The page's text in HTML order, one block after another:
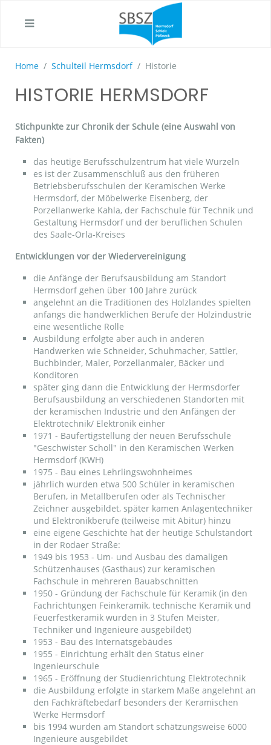
Home Schulteil Hermsdorf Historie
HISTORIE HERMSDORF
Stichpunkte zur Chronik der Schule (eine Auswahl von
Fakten)
das heutige Berufsschulzentrum hat viele Wurzeln
es ist der Zusammenschluß aus den früheren
Betriebsberufsschulen der Keramischen Werke
Hermsdorf, der Möbelwerke Eisenberg, der
Porzellanwerke Kahla, der Fachschule für Technik und
Gestaltung Hermsdorf und der beruflichen Schulen
des Saale-Orla-Kreises
Entwicklungen vor der Wiedervereinigung
die Anfänge der Berufsausbildung am Standort
Hermsdorf gehen über 100 Jahre zurück
angelehnt an die Traditionen des Holzlandes spielten
anfangs die handwerklichen Berufe der Holzindustrie
eine wesentliche Rolle
Ausbildung erfolgte aber auch in anderen
Handwerken wie Schneider, Schuhmacher, Sattler,
Buchbinder, Maler, Porzellanmaler, Bäcker und
Konditoren
später ging dann die Entwicklung der Hermsdorfer
Berufsausbildung an verschiedenen Standorten mit
der keramischen Industrie und den Anfängen der
Elektrotechnik/ Elektronik einher
1971 - Baufertigstellung der neuen Berufsschule
"Geschwister Scholl" in den Keramischen Werken
Hermsdorf (KWH)
1975 - Bau eines Lehrlingswohnheimes
jährlich wurden etwa 500 Schüler in keramischen
Berufen, in Metallberufen oder als Technischer
Zeichner ausgebildet, später kamen Anlagentechniker
und Elektronikberufe (teilweise mit Abitur) hinzu
eine eigene Geschichte hat der heutige Schulstandort
in der Rodaer Straße:
1949 bis 1953 - Um- und Ausbau des damaligen
Schützenhauses (Gasthaus) zur keramischen
Fachschule in mehreren Bauabschnitten
1950 - Gründung der Fachschule für Keramik (in den
Fachrichtungen Feinkeramik, technische Keramik und
Feuerfestkeramik wurden in 3 Stufen Meister,
Techniker und Ingenieure ausgebildet)
1953 - Bau des Internatsgebäudes
1955 - Einrichtung erhält den Status einer
Ingenieurschule
1965 - Eröffnung der Studienrichtung Elektrotechnik
die Ausbildung erfolgte in starkem Maße angelehnt an
den Fachkräftebedarf besonders der Keramischen
Werke Hermsdorf
bis 1994 wurden am Standort schätzungsweise 6000
Ingenieure ausgebildet